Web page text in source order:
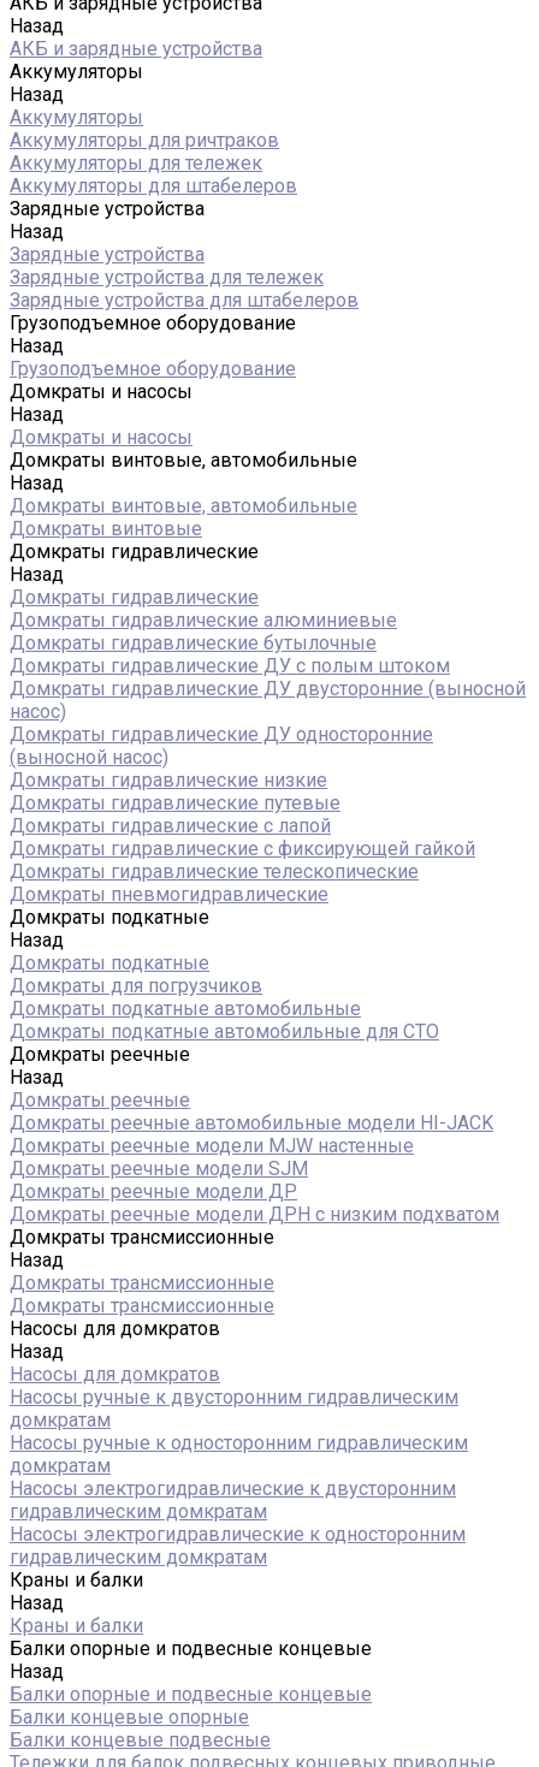
Назад
АКБ и зарядные устройства
Аккумуляторы
Назад
Аккумуляторы
Аккумуляторы для ричтраков
Аккумуляторы для тележек
Аккумуляторы для штабелеров
Зарядные устройства
Назад
Зарядные устройства
Зарядные устройства для тележек
Зарядные устройства для штабелеров
Грузоподъемное оборудование
Назад
Грузоподъемное оборудование
Домкраты и насосы
Назад
Домкраты и насосы
Домкраты винтовые, автомобильные
Назад
Домкраты винтовые, автомобильные
Домкраты винтовые
Домкраты гидравлические
Назад
Домкраты гидравлические
Домкраты гидравлические алюминиевые
Домкраты гидравлические бутылочные
Домкраты гидравлические ДУ c полым штоком
Домкраты гидравлические ДУ двусторонние (выносной
насос)
Домкраты гидравлические ДУ односторонние
(выносной насос)
Домкраты гидравлические низкие
Домкраты гидравлические путевые
Домкраты гидравлические с лапой
Домкраты гидравлические с фиксирующей гайкой
Домкраты гидравлические телескопические
Домкраты пневмогидравлические
Домкраты подкатные
Назад
Домкраты подкатные
Домкраты для погрузчиков
Домкраты подкатные автомобильные
Домкраты подкатные автомобильные для СТО
Домкраты реечные
Назад
Домкраты реечные
Домкраты реечные автомобильные модели HI-JACK
Домкраты реечные модели MJW настенные
Домкраты реечные модели SJM
Домкраты реечные модели ДР
Домкраты реечные модели ДРН с низким подхватом
Домкраты трансмиссионные
Назад
Домкраты трансмиссионные
Домкраты трансмиссионные
Насосы для домкратов
Назад
Насосы для домкратов
Насосы ручные к двусторонним гидравлическим
домкратам
Насосы ручные к односторонним гидравлическим
домкратам
Насосы электрогидравлические к двусторонним
гидравлическим домкратам
Насосы электрогидравлические к односторонним
гидравлическим домкратам
Краны и балки
Назад
Краны и балки
Балки опорные и подвесные концевые
Назад
Балки опорные и подвесные концевые
Балки концевые опорные
Балки концевые подвесные